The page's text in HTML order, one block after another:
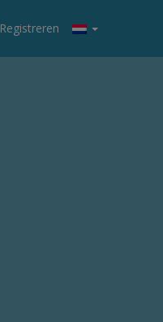
Registreren